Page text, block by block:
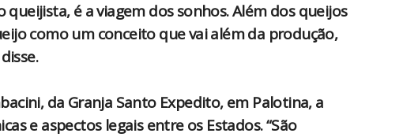
é a viagem dos sonhos. Além dos queijos
como um conceito que vai além da produção,
da Granja Santo Expedito, em Palotina, a
e aspectos legais entre os Estados. “São